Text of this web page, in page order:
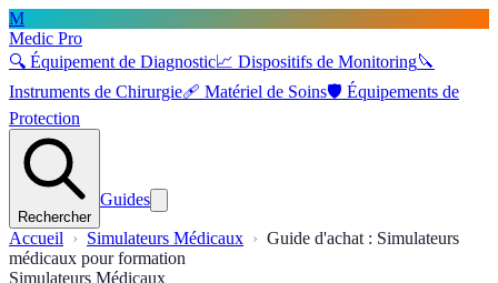
M
Medic Pro
🔍 Équipement de Diagnostic📈 Dispositifs de Monitoring🔪
Instruments de Chirurgie🩹 Matériel de Soins🛡️ Équipements de
Protection
Rechercher
Guides
Accueil Simulateurs Médicaux
Guide d'achat : Simulateurs
médicaux pour formation
Simulateurs Médicaux